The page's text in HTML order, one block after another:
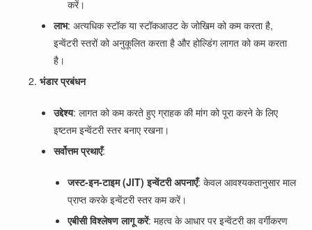
करें।
लाभ: अत्यधिक स्टॉक या स्टॉकआउट के जोखिम को कम करता है,
इन्वेंटरी स्तरों को अनुकूलित करता है और होल्डिंग लागत को कम करता
है।
भंडार प्रबंधन
उद्देश्य: लागत को कम करते हुए ग्राहक की मांग को पूरा करने के लिए
इष्टतम इन्वेंटरी स्तर बनाए रखना।
सर्वोत्तम प्रथाएँ:
जस्ट-इन-टाइम (JIT) इन्वेंटरी अपनाएँ: केवल आवश्यकतानुसार माल
प्राप्त करके इन्वेंटरी स्तर कम करें।
एबीसी विश्लेषण लागू करें: महत्व के आधार पर इन्वेंटरी का वर्गीकरण